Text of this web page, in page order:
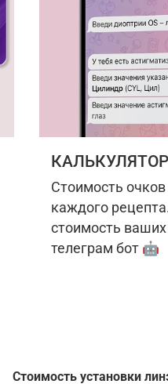
Стоимость
каждого
стоимость
телеграм бот 🤖
Стоимость установки